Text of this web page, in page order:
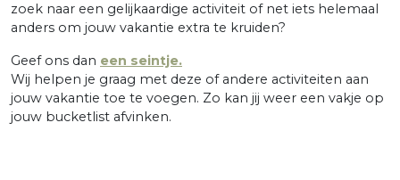
zoek naar een gelijkaardige activiteit of net iets helemaal
anders om jouw vakantie extra te kruiden?
Geef ons dan een seintje.
Wij helpen je graag met deze of andere activiteiten aan
jouw vakantie toe te voegen. Zo kan jij weer een vakje op
jouw bucketlist afvinken.